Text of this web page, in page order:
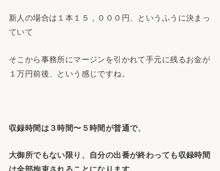
新人の場合は１本１５，０００円、というふうに決まっ
ていて
そこから事務所にマージンを引かれて手元に残るお金が
１万円前後、という感じですね。
収録時間は３時間〜５時間が普通で、
大御所でもない限り、自分の出番が終わっても収録時間
は全部拘束されることになります。